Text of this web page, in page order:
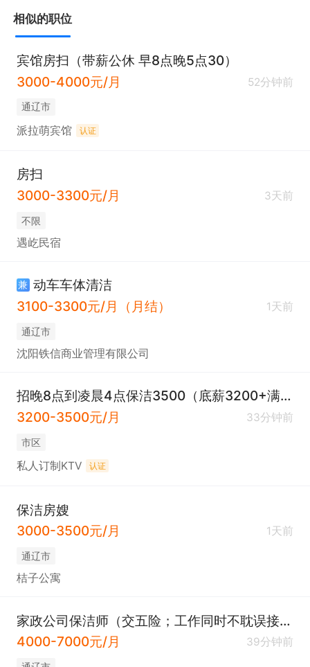
相似的职位
宾馆房扫（带薪公休 早8点晚5点30）
3000-4000元/月
52分钟前
通辽市
派拉萌宾馆 认证
房扫
3000-3300元/月
3天前
不限
遇屹民宿
兼 动车车体清洁
3100-3300元/月（月结）
1天前
通辽市
沈阳铁信商业管理有限公司
招晚8点到凌晨4点保洁3500（底薪3200+满勤300+2天公休）
3200-3500元/月
33分钟前
市区
私人订制KTV 认证
保洁房嫂
3000-3500元/月
1天前
通辽市
桔子公寓
家政公司保洁师（交五险；工作同时不耽误接送孩子！）
4000-7000元/月
39分钟前